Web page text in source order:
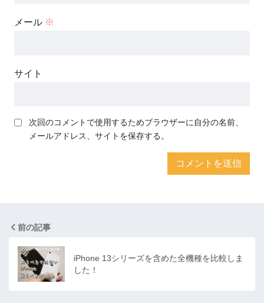
メール ※
サイト
次回のコメントで使用するためブラウザーに自分の名前、
メールアドレス、サイトを保存する。
前の記事
iPhone 13シリーズを含めた全機種を比較しま
した！